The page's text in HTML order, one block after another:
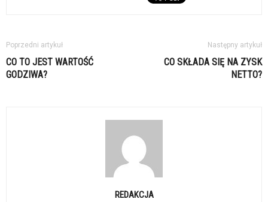
Poprzedni artykuł
CO TO JEST WARTOŚĆ
GODZIWA?
Następny artykuł
CO SKŁADA SIĘ NA ZYSK
NETTO?
REDAKCJA